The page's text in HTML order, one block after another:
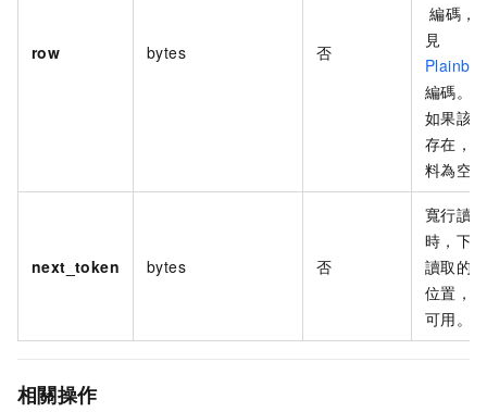
row bytes 否
編碼，
見
編碼。
如果該
存在，
料為空
next_token bytes 否
寬行讀取
時，下
讀取的
位置，
可用。
相關操作